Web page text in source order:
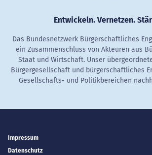
Entwickeln. Vernetzen.
Das Bundesnetzwerk Bürgerschaftliches
ein Zusammenschluss von Akteuren aus
Staat und Wirtschaft. Unser
Bürgergesellschaft und bürgerschaftliches
Gesellschafts- und Politikbereichen
Impressum
Datenschutz